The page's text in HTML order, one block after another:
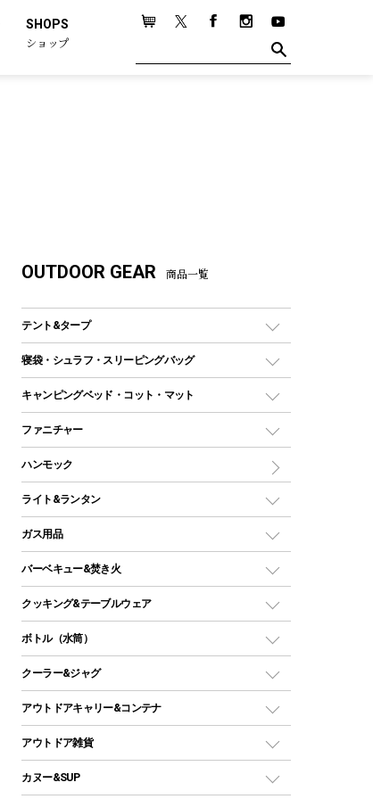
SHOPS
ショップ
OUTDOOR GEAR 商品一覧
テント&タープ
テント
ツールームテント
ワンポールテント
シェルターテント
ロッジ型・オリジナルテント
タープ
スクエアタープ（レクタタープ）
メッシュタープ
自立式タープ
パラソル
テントアクセサリー
ペグ
寝袋・シュラフ・スリーピングバッグ
レクタングラー型（封筒型）シュラフ
インナーシュラフ
キャンピングベッド・コット・マット
キャンピングベッド・コット
インフレータブルマット
ファニチャー
アウトドアテーブル
レジャーシート
ハンモック
ライト&ランタン
LEDランタン
ガスランタン
オイルランタン
LEDライト
ヘッドライト
キャンドル
ガス用品
ガスバーナー
ガス缶
ガストーチ、ライター
バーベキュー&焚き火
バーベキューコンロ、グリル
焚き火台タイプ（ロースタイル）グリル
卓上タイプグリル
パーティータイプグリル
鉄板、アミ
クッキング&テーブルウェア
ダッチオーブン
ホットサンドメーカー
クッカーセット
シェラカップ
ボトル（水筒）
ステンレスボトル
コップ付きタイプ
ワンタッチタイプ
プラスチックボトル
クーラー&ジャグ
クーラーボックス
クーラーバッグ
ウォータージャグ
アウトドアキャリー&コンテナ
アウトドアキャリー
アウトドア雑貨
バックパック&バッグ
カヌー&SUP